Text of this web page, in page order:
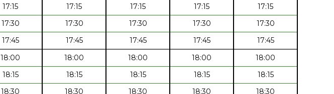
17:15 17:15 17:15 17:15
17:15
17:30 17:30 17:30 17:30
17:30
17:45 17:45 17:45 17:45
17:45
18:00 18:00 18:00 18:00
18:00
18:15 18:15 18:15 18:15
18:15
18:30 18:30 18:30 18:30
18:30